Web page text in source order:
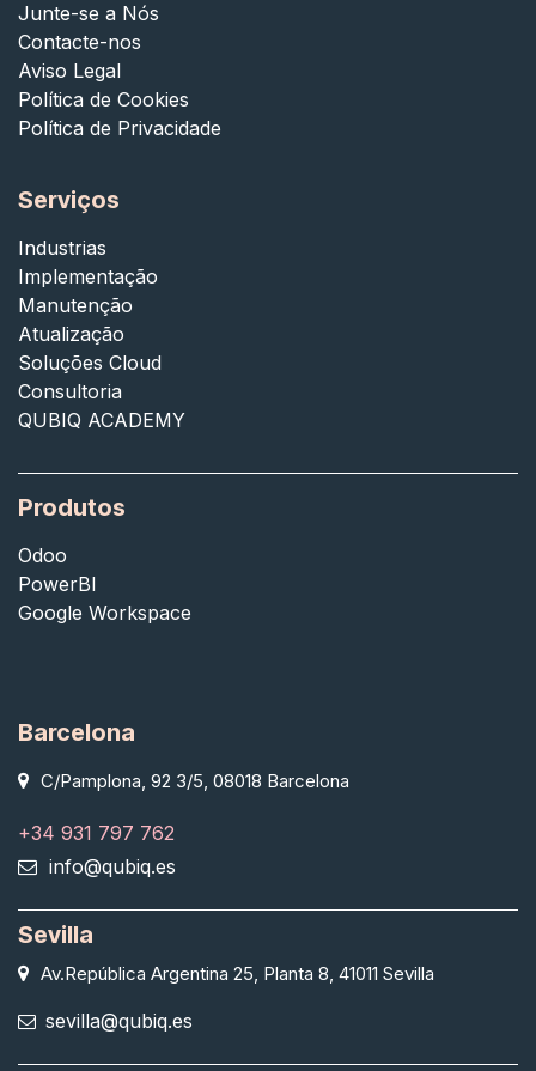
Serviços
Industrias
Implementação
Manutenção
Atualização
Soluções Cloud
Consultoria
QUBIQ ACADEMY
Produtos
Odoo
PowerBI
Google Workspace
Barcelona
C/Pamplona, 92 3/5, 08018 Barcelona
+34 931 797 762
info@qubiq.es
Sevilla
Av.República Argentina 25, Planta 8, 41011 Sevilla
sevilla@qubiq.es
Junte-se a Nós
Contacte-nos
Aviso Legal
Política de Cookies
Política de Privacidade